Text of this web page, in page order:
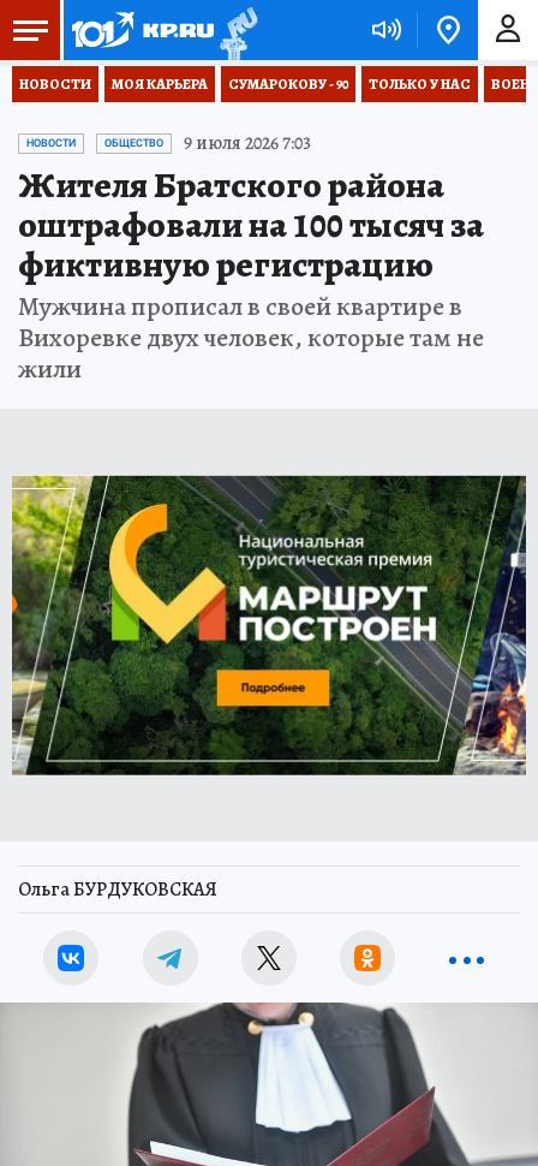
НОВОСТИ МОЯ КАРЬЕРА СУМАРОКОВУ - 90 ТОЛЬКО У НАС
НОВОСТИ ОБЩЕСТВО 9 июля 2026 7:03
Жителя Братского района
оштрафовали на 100 тысяч за
фиктивную регистрацию
Мужчина прописал в своей квартире в
Вихоревке двух человек, которые там не
жили
Ольга БУРДУКОВСКАЯ